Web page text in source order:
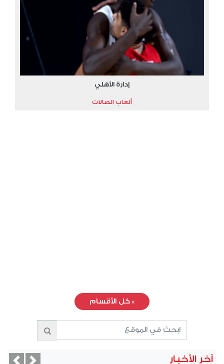
إدارة الأهلي
ألعاب الصالات
» كل الأقسام
آخر الأخبار